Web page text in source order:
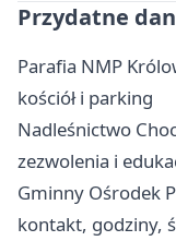
Przydatne
Parafia NMP
kościół i parking
Nadleśnictwo
zezwolenia i
Gminny Ośrodek
kontakt, godziny,